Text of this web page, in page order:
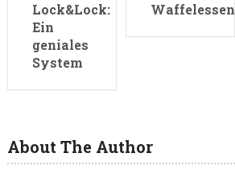
Lock&Lock:
Ein
geniales
System
Waffelessen
About The Author